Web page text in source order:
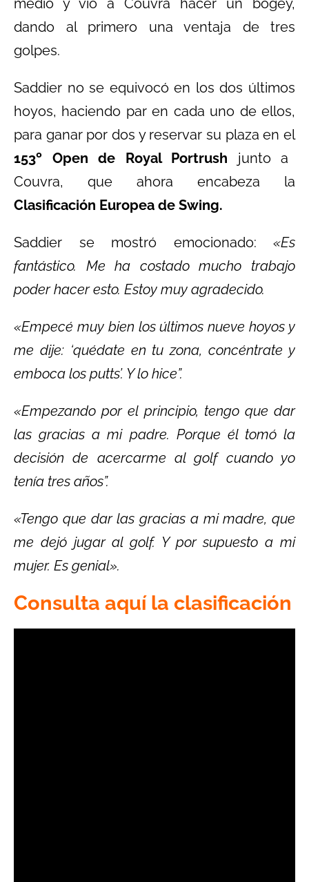
medio y vio a Couvra hacer un bogey,
dando al primero una ventaja de tres
golpes.
Saddier no se equivocó en los dos últimos
hoyos, haciendo par en cada uno de ellos,
para ganar por dos y reservar su plaza en el
153º Open de Royal Portrush junto a
Couvra, que ahora encabeza la
Clasificación Europea de Swing.
Saddier se mostró emocionado: «Es
fantástico. Me ha costado mucho trabajo
poder hacer esto. Estoy muy agradecido.
«Empecé muy bien los últimos nueve hoyos y
me dije: ‘quédate en tu zona, concéntrate y
emboca los putts’. Y lo hice”.
«Empezando por el principio, tengo que dar
las gracias a mi padre. Porque él tomó la
decisión de acercarme al golf cuando yo
tenía tres años”.
«Tengo que dar las gracias a mi madre, que
me dejó jugar al golf. Y por supuesto a mi
mujer. Es genial».
Consulta aquí la clasificación